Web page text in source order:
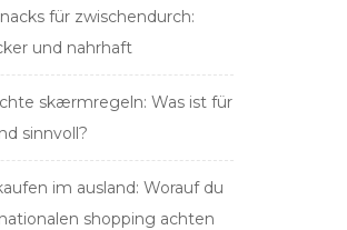
für zwischendurch:
und nahrhaft
skærmregeln: Was ist für
sinnvoll?
im ausland: Worauf du
shopping achten